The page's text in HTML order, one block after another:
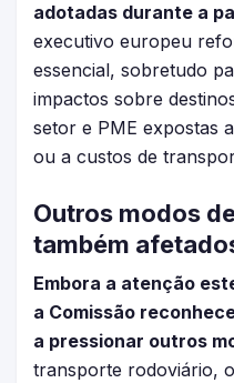
adotadas durante a
executivo europeu
essencial, sobretudo
impactos sobre
setor e PME expostas
ou a custos de
Outros modos
também
Embora a atenção
a Comissão
a pressionar outros
transporte rodoviário,